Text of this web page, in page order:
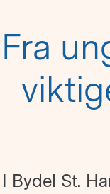
Fra
I Bydel St.